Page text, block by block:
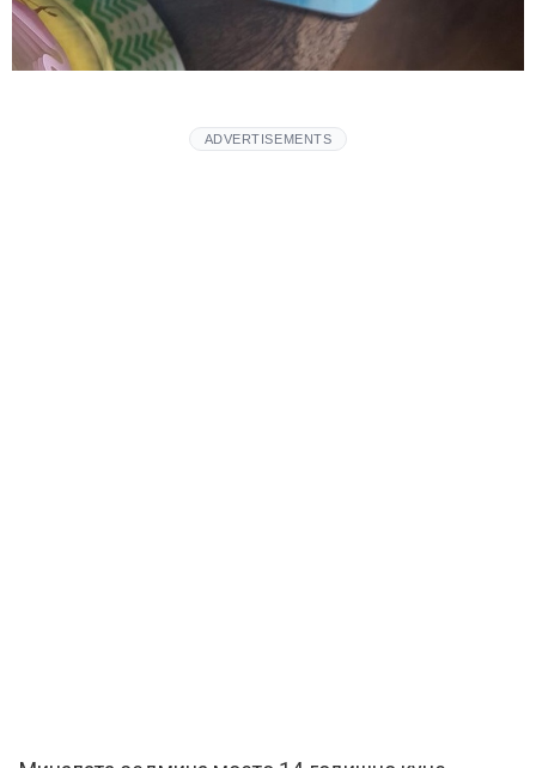
ADVERTISEMENTS